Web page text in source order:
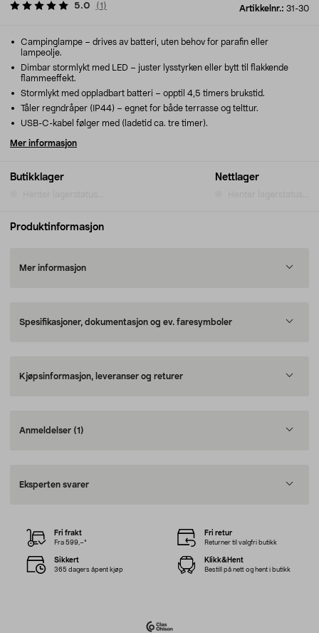
Artikkelnr.: 31-30
5.0 (1 )
Butikklager Nettlager
Campinglampe – drives av batteri, uten behov for parafin eller
lampeolje.
Dimbar stormlykt med LED – juster lysstyrken eller bytt til flakkende
flammeeffekt.
Stormlykt med oppladbart batteri – opptil 4,5 timers brukstid.
Tåler regndråper (IP44) – egnet for både terrasse og telttur.
USB-C-kabel følger med (ladetid ca. tre timer).
Mer informasjon
Produktinformasjon
Mer informasjon
Spesifikasjoner, dokumentasjon og ev. faresymboler
Kjøpsinformasjon, leveranser og returer
Anmeldelser (1)
Eksperten svarer
Fri frakt
Fra 599,–*
Fri retur
Returner til valgfri butikk
Sikkert
365 dagers åpent kjøp
Klikk&Hent
Bestill på nett og hent i butikk